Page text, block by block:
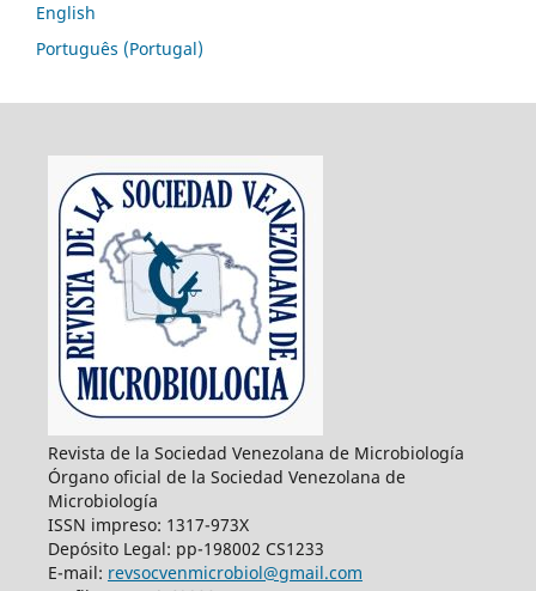
English
Português (Portugal)
Revista de la Sociedad Venezolana de Microbiología
Órgano oficial de la Sociedad Venezolana de
Microbiología
ISSN impreso: 1317-973X
Depósito Legal: pp-198002 CS1233
E-mail: revsocvenmicrobiol@gmail.com